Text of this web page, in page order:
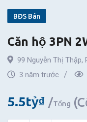
2WC
City
Quận
BĐS Bán
Căn hộ 3PN
99 Nguyễn Thị Thập,
Minh3 năm trước
5.5tỷ₫ Tổng